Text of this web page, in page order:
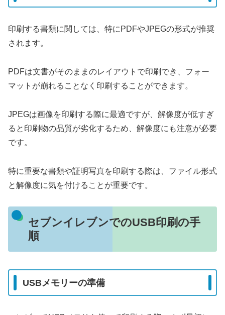
印刷する書類に関しては、特にPDFやJPEGの形式が推奨
されます。
PDFは文書がそのままのレイアウトで印刷でき、フォー
マットが崩れることなく印刷することができます。
JPEGは画像を印刷する際に最適ですが、解像度が低すぎ
ると印刷物の品質が劣化するため、解像度にも注意が必要
です。
特に重要な書類や証明写真を印刷する際は、ファイル形式
と解像度に気を付けることが重要です。
セブンイレブンでのUSB印刷の手
順
USBメモリーの準備